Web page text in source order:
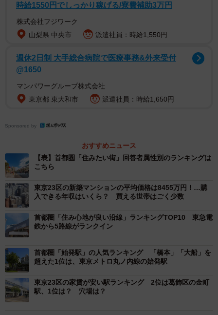
首都圏の住みたい街（駅）ランキングTOP10（提供画像）
はどちらも4年連続で順位をキープ。3位に「街の住みここ
ち（駅）ランキング＜首都圏版＞」で1位の高い評価を得て
いる「みなとみらい」がランクインする結果となりまし
た。トップ10の駅のうち8駅は、昨年と同じ顔ぶれなもの
の、5位は昨年11位の「東京A（茅場町・京橋・宝町・東
京・日本橋・八丁堀）」、9位は昨年12位の「新宿A（新
宿・新宿三丁目・西武新宿・新宿西口・都庁前）」がそれ
ぞれ順位を上げてトップ10入りをしたそうです。
時給1550円でしっかり稼げる/寮費補助3万円
株式会社フジワーク
山梨県 中央市
派遣社員：時給1,550円
週休2日制 大手総合病院で医療事務&外来受付
@1650
マンパワーグループ株式会社
東京都 東大和市
派遣社員：時給1,650円
Sponsored by
おすすめニュース
【表】首都圏「住みたい街」回答者属性別のランキングは
こちら
東京23区の新築マンションの平均価格は8455万円！…購
入できる年収はいくら？ 買える世帯はごく少数
首都圏「住み心地が良い沿線」ランキングTOP10 東急電
鉄から5路線がランクイン
首都圏「始発駅」の人気ランキング 「橋本」「大船」を
超えた1位は、東京メトロ丸ノ内線の始発駅
東京23区の家賃が安い駅ランキング 2位は葛飾区の金町
駅、1位は？ 穴場は？